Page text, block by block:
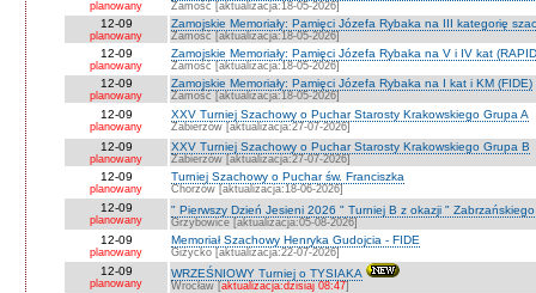
planowany Zamość [aktualizacja:18-05-2026]
12-09
planowany
Zamojskie Memoriały: Pamięci Józefa Rybaka na III kategorię
Zamość [aktualizacja:18-05-2026]
12-09
planowany
Zamojskie Memoriały: Pamięci Józefa Rybaka na V i IV kat
Zamość [aktualizacja:18-05-2026]
12-09
planowany
Zamojskie Memoriały: Pamięci Józefa Rybaka na I kat i KM (FIDE)
Zamość [aktualizacja:18-05-2026]
12-09
planowany
XXV Turniej Szachowy o Puchar Starosty Krakowskiego Grupa A
Zabierzów [aktualizacja:27-07-2026]
12-09
planowany
XXV Turniej Szachowy o Puchar Starosty Krakowskiego Grupa B
Zabierzów [aktualizacja:27-07-2026]
12-09
planowany
Turniej Szachowy o Puchar św. Franciszka
Chorzów [aktualizacja:18-06-2026]
12-09
planowany
" Pierwszy Dzień Jesieni 2026 " Turniej B z okazji "
Grzybowice [aktualizacja:05-08-2026]
12-09
planowany
Memoriał Szachowy Henryka Gudojcia - FIDE
Giżycko [aktualizacja:22-07-2026]
12-09
planowany
WRZEŚNIOWY Turniej o TYSIAKA
Wrocław [aktualizacja:dzisiaj 08:47]